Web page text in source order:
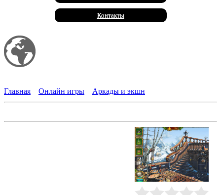
Контакты
Главная
Онлайн игры Аркады и экшн